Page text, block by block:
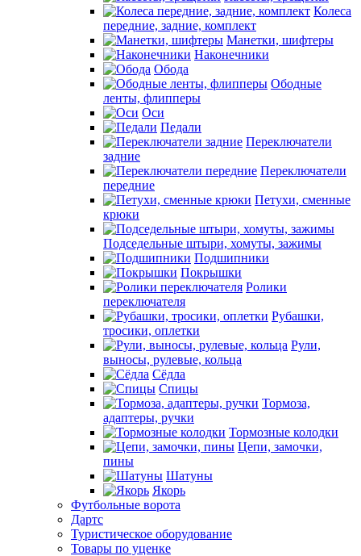
Колеса
передние, задние, комплект
Манетки, шифтеры
Наконечники
Обода
Ободные
ленты, флипперы
Оси
Педали
Переключатели
задние
Переключатели
передние
Петухи, сменные
крюки
Подседельные штыри, хомуты, зажимы
Подшипники
Покрышки
Ролики
переключателя
Рубашки,
тросики, оплетки
Рули,
выносы, рулевые, кольца
Сёдла
Спицы
Тормоза,
адаптеры, ручки
Тормозные колодки
Цепи, замочки,
пины
Шатуны
Якорь
Футбольные ворота
Дартс
Туристическое оборудование
Товары по уценке